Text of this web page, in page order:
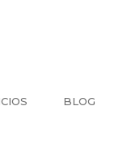
BLOG